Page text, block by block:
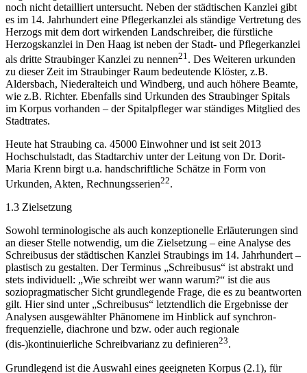
Regensburg20ist die Verwaltungs- und Kanzleistruktur allerdings
noch nicht detailliert untersucht. Neben der städtischen Kanzlei gibt
es im 14. Jahrhundert eine Pflegerkanzlei als ständige Vertretung des
Herzogs mit dem dort wirkenden Landschreiber, die fürstliche
Herzogskanzlei in Den Haag ist neben der Stadt- und Pflegerkanzlei
als dritte Straubinger Kanzlei zu nennen21. Des Weiteren urkunden
zu dieser Zeit im Straubinger Raum bedeutende Klöster, z.B.
Aldersbach, Niederalteich und Windberg, und auch höhere Beamte,
wie z.B. Richter. Ebenfalls sind Urkunden des Straubinger Spitals
im Korpus vorhanden – der Spitalpfleger war ständiges Mitglied des
Heute hat Straubing ca. 45000 Einwohner und ist seit 2013
Hochschulstadt, das Stadtarchiv unter der Leitung von Dr. Dorit-
Maria Krenn birgt u.a. handschriftliche Schätze in Form von
Sowohl terminologische als auch konzeptionelle Erläuterungen sind
an dieser Stelle notwendig, um die Zielsetzung – eine Analyse des
Schreibusus der städtischen Kanzlei Straubings im 14. Jahrhundert –
plastisch zu gestalten. Der Terminus „Schreibusus“ ist abstrakt und
stets individuell: „Wie schreibt wer wann warum?“ ist die aus
soziopragmatischer Sicht grundlegende Frage, die es zu beantworten
gilt. Hier sind unter „Schreibusus“ letztendlich die Ergebnisse der
Analysen ausgewählter Phänomene im Hinblick auf synchron-
frequenzielle, diachrone und bzw. oder auch regionale